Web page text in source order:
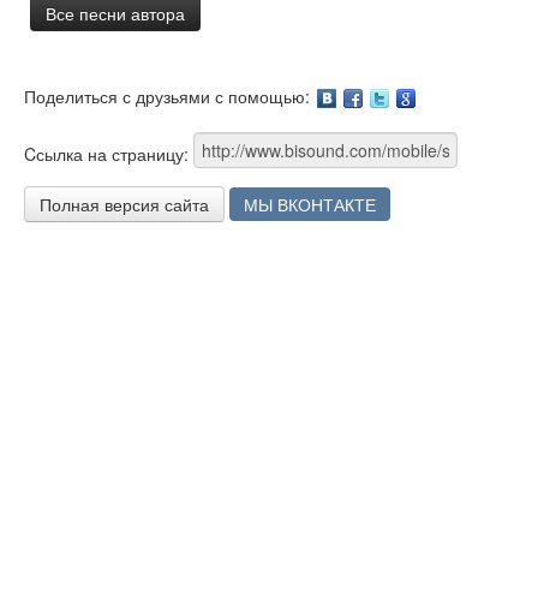
Все песни автора
Поделиться с друзьями с помощью:
Cсылка на страницу:
Полная версия сайта МЫ ВКОНТАКТЕ